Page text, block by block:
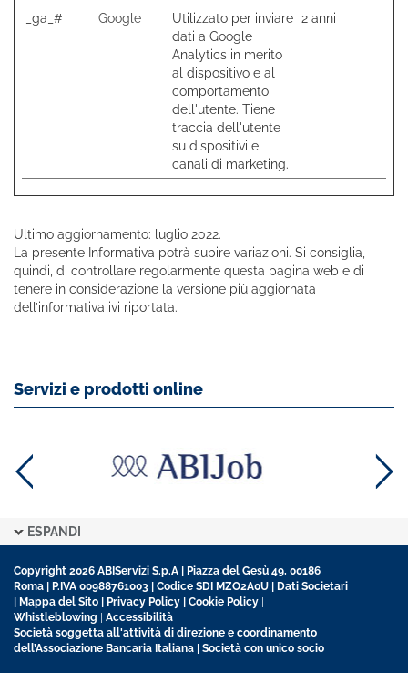
_ga_# Google
Utilizzato per inviare
dati a Google
Analytics in merito
al dispositivo e al
comportamento
dell'utente. Tiene
traccia dell'utente
su dispositivi e
canali di marketing.
2 anni
Ultimo aggiornamento: luglio 2022.
La presente Informativa potrà subire variazioni. Si consiglia,
quindi, di controllare regolarmente questa pagina web e di
tenere in considerazione la versione più aggiornata
dell’informativa ivi riportata.
Servizi e prodotti online
ESPANDI
Copyright 2026 ABIServizi S.p.A | Piazza del Gesù 49, 00186
Roma | P.IVA 00988761003 | Codice SDI MZO2A0U |
Dati Societari
Mappa del Sito Privacy Policy Cookie Policy
Whistleblowing
Accessibilità
Società soggetta all'attività di direzione e coordinamento
dell’Associazione Bancaria Italiana | Società con unico socio